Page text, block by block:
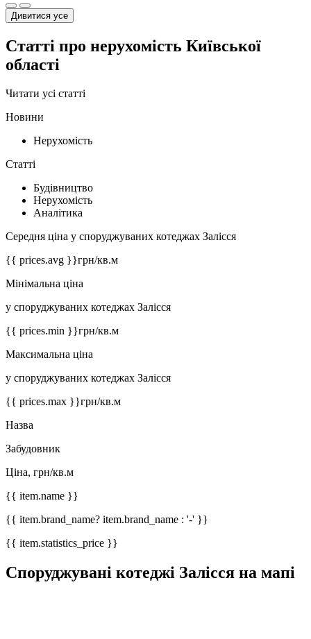
Дивитися усе
Статті про нерухомість Київської
області
Читати усі статті
Новини
Нерухомість
Статті
Будівництво
Нерухомість
Аналітика
Середня ціна у споруджуваних котеджах Залісся
{{ prices.avg }}грн/кв.м
Мінімальна ціна
у споруджуваних котеджах Залісся
{{ prices.min }}грн/кв.м
Максимальна ціна
у споруджуваних котеджах Залісся
{{ prices.max }}грн/кв.м
Назва
Забудовник
Ціна, грн/кв.м
{{ item.name }}
{{ item.brand_name? item.brand_name : '-' }}
{{ item.statistics_price }}
Споруджувані котеджі Залісся на мапі